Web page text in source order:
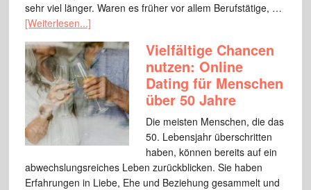
sehr viel länger. Waren es früher vor allem Berufstätige, …
[Weiterlesen...]
Vielfältige Chancen
nutzen: Online
Dating für Menschen
über 50 Jahre
Die meisten Menschen, die das
50. Lebensjahr überschritten
haben, können bereits auf ein
abwechslungsreiches Leben zurückblicken. Sie haben
Erfahrungen in Liebe, Ehe und Beziehung gesammelt und